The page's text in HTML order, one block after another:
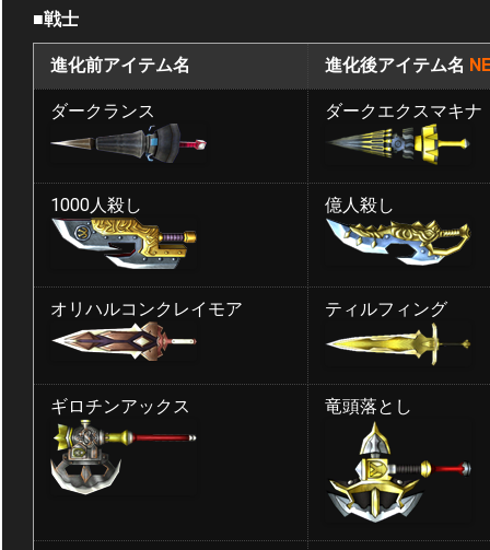
■戦士
進化前アイテム名 進化後アイテム名
ダークランス ダークエクスマキナ
1000人殺し 億人殺し
オリハルコンクレイモア ティルフィング
ギロチンアックス 竜頭落とし